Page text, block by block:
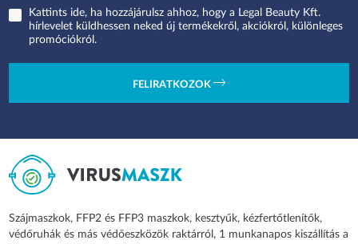
Kattints ide, ha hozzájárulsz ahhoz, hogy a Legal Beauty Kft.
hírlevelet küldhessen neked új termékekről, akciókról, különleges
promóciókról.
FELIRATKOZOK
Szájmaszkok, FFP2 és FFP3 maszkok, kesztyűk, kézfertőtlenítők,
védőruhák és más védőeszközök raktárról, 1 munkanapos kiszállítás a